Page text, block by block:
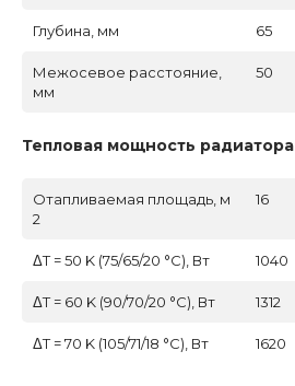
Глубина, мм 65
Межосевое расстояние,
мм
50
Тепловая мощность радиатора
Отапливаемая площадь, м
2
16
ΔT = 50 K (75/65/20 °C), Вт 1040
ΔT = 60 K (90/70/20 °C), Вт 1312
ΔT = 70 K (105/71/18 °C), Вт 1620